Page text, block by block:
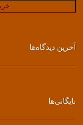
آخرین دیدگاه‌ها
بایگانی‌ها